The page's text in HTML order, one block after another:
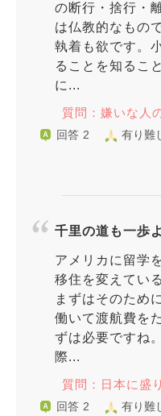
の断行・捨行・
は仏教的なもの
執着も欲です。
ることを知るこ
に...
質問：嫌いな人
回答 2 有り難
千里の道も一歩
アメリカに留学
移住を変えてい
まずはそのため
働いて渡航費を
ずは必要ですね
際...
質問：日本に盛
回答 2 有り難